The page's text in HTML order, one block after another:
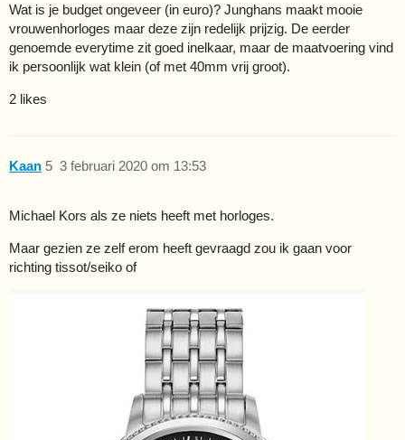
Wat is je budget ongeveer (in euro)? Junghans maakt mooie
vrouwenhorloges maar deze zijn redelijk prijzig. De eerder
genoemde everytime zit goed inelkaar, maar de maatvoering vind
ik persoonlijk wat klein (of met 40mm vrij groot).
2 likes
Kaan 3 februari 2020 om 13:53
5
Michael Kors als ze niets heeft met horloges.
Maar gezien ze zelf erom heeft gevraagd zou ik gaan voor
richting tissot/seiko of